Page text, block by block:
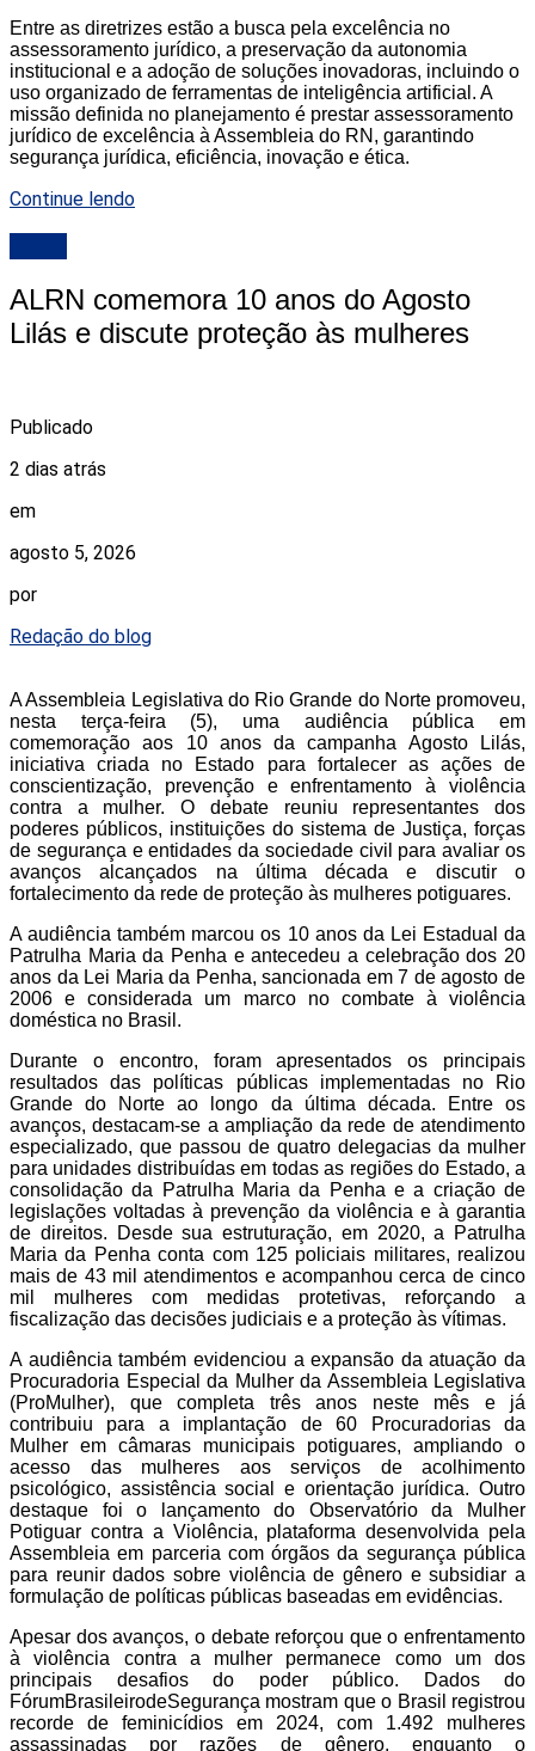
Entre as diretrizes estão a busca pela excelência no
assessoramento jurídico, a preservação da autonomia
institucional e a adoção de soluções inovadoras, incluindo o
uso organizado de ferramentas de inteligência artificial. A
missão definida no planejamento é prestar assessoramento
jurídico de excelência à Assembleia do RN, garantindo
segurança jurídica, eficiência, inovação e ética.
Continue lendo
ALRN comemora 10 anos do Agosto
Lilás e discute proteção às mulheres
Publicado
2 dias atrás
em
agosto 5, 2026
por
Redação do blog
A Assembleia Legislativa do Rio Grande do Norte promoveu,
nesta terça-feira (5), uma audiência pública em
comemoração aos 10 anos da campanha Agosto Lilás,
iniciativa criada no Estado para fortalecer as ações de
conscientização, prevenção e enfrentamento à violência
contra a mulher. O debate reuniu representantes dos
poderes públicos, instituições do sistema de Justiça, forças
de segurança e entidades da sociedade civil para avaliar os
avanços alcançados na última década e discutir o
fortalecimento da rede de proteção às mulheres potiguares.
A audiência também marcou os 10 anos da Lei Estadual da
Patrulha Maria da Penha e antecedeu a celebração dos 20
anos da Lei Maria da Penha, sancionada em 7 de agosto de
2006 e considerada um marco no combate à violência
doméstica no Brasil.
Durante o encontro, foram apresentados os principais
resultados das políticas públicas implementadas no Rio
Grande do Norte ao longo da última década. Entre os
avanços, destacam-se a ampliação da rede de atendimento
especializado, que passou de quatro delegacias da mulher
para unidades distribuídas em todas as regiões do Estado, a
consolidação da Patrulha Maria da Penha e a criação de
legislações voltadas à prevenção da violência e à garantia
de direitos. Desde sua estruturação, em 2020, a Patrulha
Maria da Penha conta com 125 policiais militares, realizou
mais de 43 mil atendimentos e acompanhou cerca de cinco
mil mulheres com medidas protetivas, reforçando a
fiscalização das decisões judiciais e a proteção às vítimas.
A audiência também evidenciou a expansão da atuação da
Procuradoria Especial da Mulher da Assembleia Legislativa
(ProMulher), que completa três anos neste mês e já
contribuiu para a implantação de 60 Procuradorias da
Mulher em câmaras municipais potiguares, ampliando o
acesso das mulheres aos serviços de acolhimento
psicológico, assistência social e orientação jurídica. Outro
destaque foi o lançamento do Observatório da Mulher
Potiguar contra a Violência, plataforma desenvolvida pela
Assembleia em parceria com órgãos da segurança pública
para reunir dados sobre violência de gênero e subsidiar a
formulação de políticas públicas baseadas em evidências.
Apesar dos avanços, o debate reforçou que o enfrentamento
à violência contra a mulher permanece como um dos
principais desafios do poder público. Dados do
FórumBrasileirodeSegurança mostram que o Brasil registrou
recorde de feminicídios em 2024, com 1.492 mulheres
assassinadas por razões de gênero, enquanto o